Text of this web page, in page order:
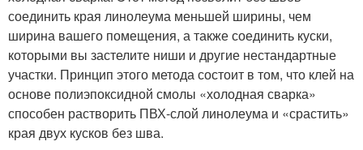
соединить края линолеума меньшей ширины, чем
ширина вашего помещения, а также соединить куски,
которыми вы застелите ниши и другие нестандартные
участки. Принцип этого метода состоит в том, что клей на
основе полиэпоксидной смолы «холодная сварка»
способен растворить ПВХ-слой линолеума и «срастить»
края двух кусков без шва.